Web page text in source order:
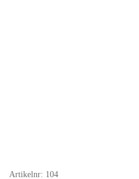
Artikelnr: 104